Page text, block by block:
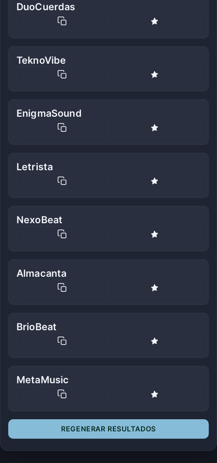
DuoCuerdas
TeknoVibe
EnigmaSound
Letrista
NexoBeat
Almacanta
BrioBeat
MetaMusic
REGENERAR RESULTADOS